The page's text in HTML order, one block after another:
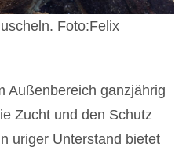
Foto:Felix
Außenbereich ganzjährig
Zucht und den Schutz
uriger Unterstand bietet